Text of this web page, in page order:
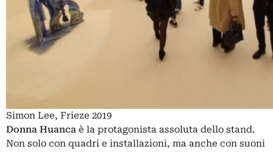
Simon Lee, Frieze 2019
Donna Huanca è la protagonista assoluta dello stand.
Non solo con quadri e installazioni, ma anche con suoni